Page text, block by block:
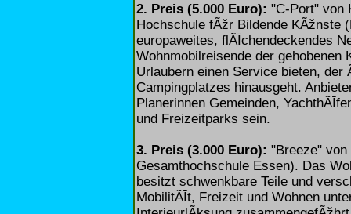
2. Preis (5.000 Euro): "C-Port" von
Hochschule fÃžr Bildende KÃžnste
europaweites, flÃĪchendeckendes
Wohnmobilreisende der
Urlaubern einen Service bieten, der
Campingplatzes hinausgeht.
Planerinnen Gemeinden,
und Freizeitparks sein.
3. Preis (3.000 Euro): "Breeze"
Gesamthochschule Essen). Das
besitzt schwenkbare Teile und
MobilitÃĪt, Freizeit und Wohnen